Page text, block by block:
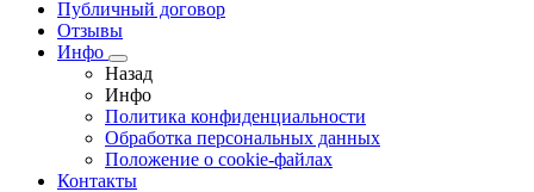
Публичный договор
Отзывы
Инфо
Назад
Инфо
Политика конфиденциальности
Обработка персональных данных
Положение о cookie-файлах
Контакты